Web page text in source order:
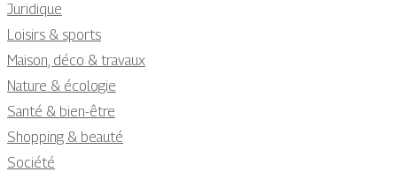
Juridique
Loisirs & sports
Maison, déco & travaux
Nature & écologie
Santé & bien-être
Shopping & beauté
Société